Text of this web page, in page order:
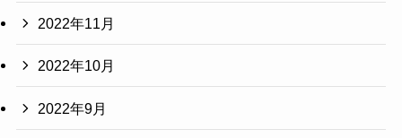
2022年11月
2022年10月
2022年9月